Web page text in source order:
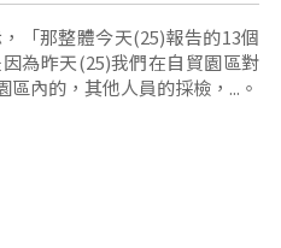
「那整體今天(25)報告的13個
為昨天(25)我們在自貿園區對
內的，其他人員的採檢，...。